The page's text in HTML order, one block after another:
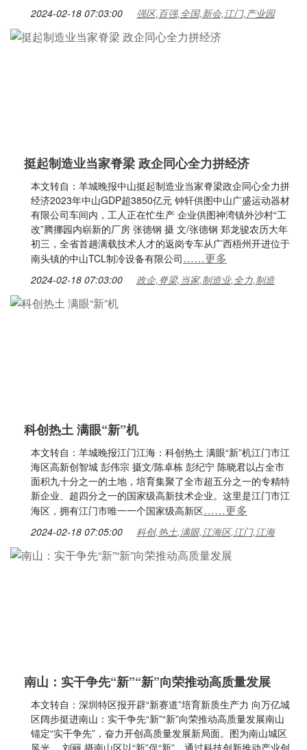
2024-02-18 07:03:00 强区,百强,全国,新会,江门,产业园
挺起制造业当家脊梁 政企同心全力拼经济
本文转自：羊城晚报中山挺起制造业当家脊梁政企同心全力拼
经济2023年中山GDP超3850亿元 钟轩供图中山广盛运动器材
有限公司车间内，工人正在忙生产 企业供图神湾镇外沙村“工
改”腾挪园内崭新的厂房 张德钢 摄 文/张德钢 郑龙骏农历大年
初三，全省首趟满载技术人才的返岗专车从广西梧州开进位于
南头镇的中山TCL制冷设备有限公司……更多
2024-02-18 07:03:00 政企,脊梁,当家,制造业,全力,制造
科创热土 满眼“新”机
本文转自：羊城晚报江门江海：科创热土 满眼“新”机江门市江
海区高新创智城 彭伟宗 摄文/陈卓栋 彭纪宁 陈晓君以占全市
面积九十分之一的土地，培育集聚了全市超五分之一的专精特
新企业、超四分之一的国家级高新技术企业。这里是江门市江
海区，拥有江门市唯一一个国家级高新区……更多
2024-02-18 07:05:00 科创,热土,满眼,江海区,江门,江海
南山：实干争先“新”“新”向荣推动高质量发展
本文转自：深圳特区报开辟“新赛道”培育新质生产力 向万亿城
区阔步挺进南山：实干争先“新”“新”向荣推动高质量发展南山
锚定“实干争先”，奋力开创高质量发展新局面。图为南山城区
风光。 刘丽 摄南山区以“新”促“新”，通过科技创新推动产业创